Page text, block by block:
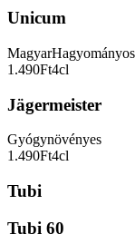
Unicum
MagyarHagyományos
1.490Ft4cl
Jägermeister
Gyógynövényes
1.490Ft4cl
Tubi
Tubi 60